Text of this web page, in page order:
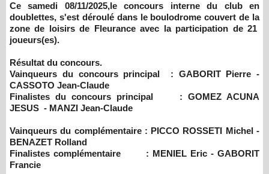
Ce samedi 08/11/2025,le concours interne du club en
doublettes, s'est déroulé dans le boulodrome couvert de la
zone de loisirs de Fleurance avec la participation de 21
joueurs(es).
Résultat du concours.
Vainqueurs du concours principal : GABORIT Pierre -
CASSOTO Jean-Claude
Finalistes du concours principal : GOMEZ ACUNA
JESUS - MANZI Jean-Claude
Vainqueurs du complémentaire : PICCO ROSSETI Michel -
BENAZET Rolland
Finalistes complémentaire : MENIEL Eric - GABORIT
Francie